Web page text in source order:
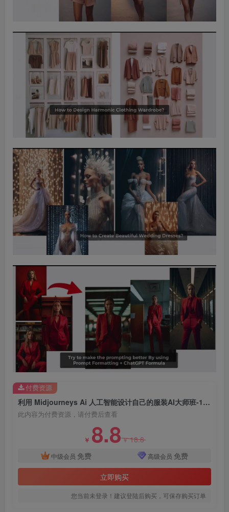
利用 Midjourneys Ai 人工智能设计自己的服装AI大师班-10节课-中英字幕
此内容为付费资源，请付费后查看
￥ 8.8￥18.8
中级会员 免费 高级会员 免费
立即购买
您当前未登录！建议登陆后购买，可保存购买订单
付费资源